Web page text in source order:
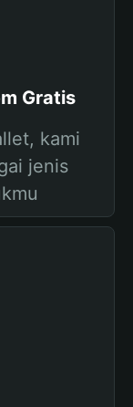
Gratis
kami
jenis